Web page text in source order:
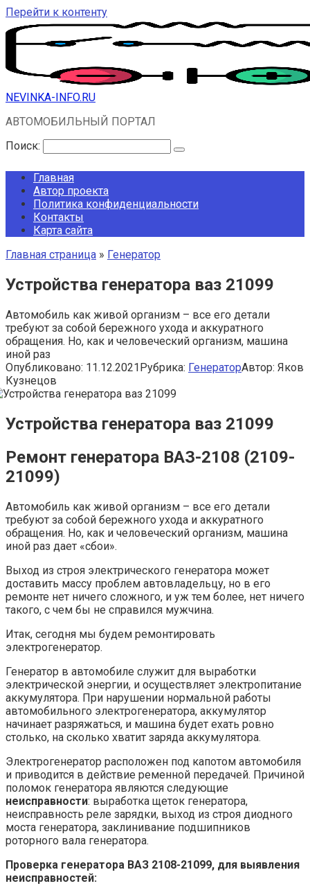
Перейти к контенту
NEVINKA-INFO.RU
АВТОМОБИЛЬНЫЙ ПОРТАЛ
Поиск:
Главная
Автор проекта
Политика конфиденциальности
Контакты
Карта сайта
Главная страница » Генератор
Устройства генератора ваз 21099
Автомобиль как живой организм – все его детали
требуют за собой бережного ухода и аккуратного
обращения. Но, как и человеческий организм, машина
иной раз
Опубликовано: 11.12.2021Рубрика: ГенераторАвтор: Яков
Кузнецов
Устройства генератора ваз 21099
Ремонт генератора ВАЗ-2108 (2109-
21099)
Автомобиль как живой организм – все его детали
требуют за собой бережного ухода и аккуратного
обращения. Но, как и человеческий организм, машина
иной раз дает «сбои».
Выход из строя электрического генератора может
доставить массу проблем автовладельцу, но в его
ремонте нет ничего сложного, и уж тем более, нет ничего
такого, с чем бы не справился мужчина.
Итак, сегодня мы будем ремонтировать
электрогенератор.
Генератор в автомобиле служит для выработки
электрической энергии, и осуществляет электропитание
аккумулятора. При нарушении нормальной работы
автомобильного электрогенератора, аккумулятор
начинает разряжаться, и машина будет ехать ровно
столько, на сколько хватит заряда аккумулятора.
Электрогенератор расположен под капотом автомобиля
и приводится в действие ременной передачей. Причиной
поломок генератора являются следующие
неисправности: выработка щеток генератора,
неисправность реле зарядки, выход из строя диодного
моста генератора, заклинивание подшипников
роторного вала генератора.
Проверка генератора ВАЗ 2108-21099, для выявления
неисправностей: